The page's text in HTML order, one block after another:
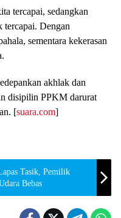
tercapai, sedangkan
tercapai. Dengan
sementara kekerasan
akhlak dan
disipilin PPKM darurat
[suara.com]
Tasik, Pemilik
Bebas